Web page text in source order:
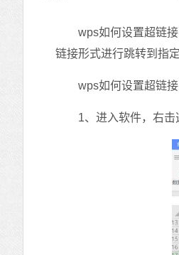
wps如何设置超链接
链接形式进行跳转到指
wps如何设置超链接
1、进入软件，右击选